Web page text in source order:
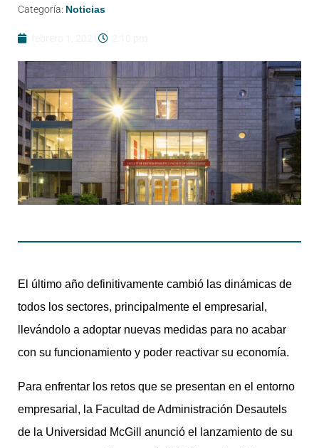
Categoría: Noticias
El último año definitivamente cambió las dinámicas de
todos los sectores, principalmente el empresarial,
llevándolo a adoptar nuevas medidas para no acabar
con su funcionamiento y poder reactivar su economía.
Para enfrentar los retos que se presentan en el entorno
empresarial, la Facultad de Administración Desautels
de la Universidad McGill anunció el lanzamiento de su